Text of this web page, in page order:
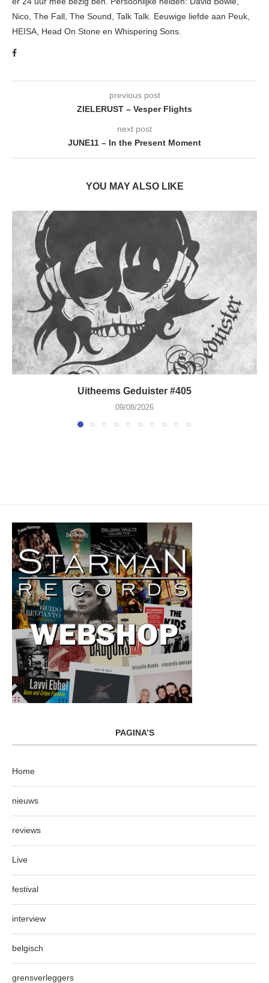
Nico, The Fall, The Sound, Talk Talk. Eeuwige liefde aan Peuk,
HEISA, Head On Stone en Whispering Sons.
previous post
ZIELERUST – Vesper Flights
next post
JUNE11 – In the Present Moment
YOU MAY ALSO LIKE
Uitheems Geduister #405
09/08/2026
PAGINA’S
Home
nieuws
reviews
Live
festival
interview
belgisch
grensverleggers